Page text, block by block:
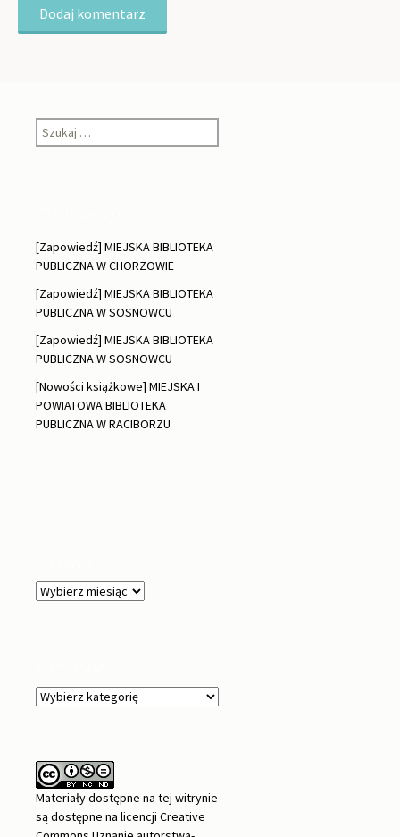
Szukaj:
[Zapowiedź] MIEJSKA BIBLIOTEKA
PUBLICZNA W CHORZOWIE
[Zapowiedź] MIEJSKA BIBLIOTEKA
PUBLICZNA W SOSNOWCU
[Zapowiedź] MIEJSKA BIBLIOTEKA
PUBLICZNA W SOSNOWCU
[Nowości książkowe] MIEJSKA I
POWIATOWA BIBLIOTEKA
PUBLICZNA W RACIBORZU
Archiwa
Kategorie
Materiały dostępne na tej witrynie
są dostępne na licencji Creative